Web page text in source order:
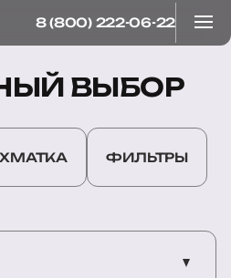
8 (800) 222-06-22
ВЫБОР
ФИЛЬТРЫ